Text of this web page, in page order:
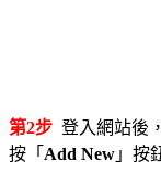
第2步 登入網站後
按「 Add New 」按